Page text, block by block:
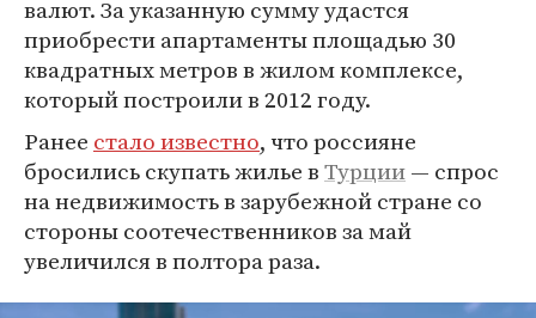
валют. За указанную сумму удастся
приобрести апартаменты площадью 30
квадратных метров в жилом комплексе,
который построили в 2012 году.
Ранее стало известно, что россияне
бросились скупать жилье вТурции— спрос
на недвижимость в зарубежной стране со
стороны соотечественников за май
увеличился в полтора раза.